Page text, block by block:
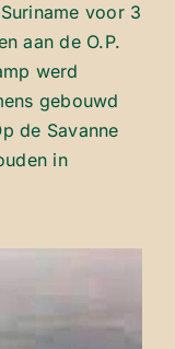
voor 3
aan de O.P.
werd
gebouwd
de Savanne
in